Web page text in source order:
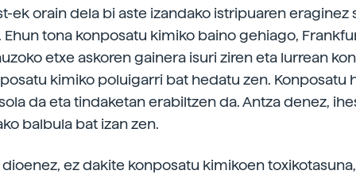
ek orain dela bi aste izandako istripuaren eraginez
Ehun tona konposatu kimiko baino gehiago,
etxe askoren gainera isuri ziren eta lurrean
kimiko poluigarri bat hedatu zen. Konposatu
da eta tindaketan erabiltzen da. Antza denez,
balbula bat izan zen.
ez dakite konposatu kimikoen